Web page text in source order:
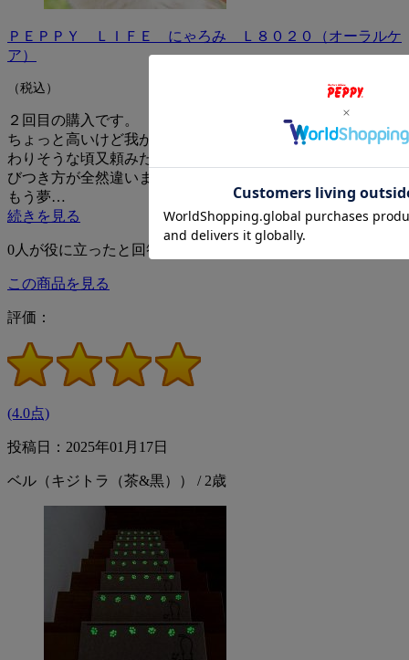
ＰＥＰＰＹ ＬＩＦＥ にゃろみ Ｌ８０２０（オーラルケ
ア）
（税込）
２回目の購入です。
ちょっと高いけど我が家の２人のニャンコが大好きなので終
わりそうな頃又頼みたいと思います。他のチュールよりも飛
びつき方が全然違います。毎回2人で１本を食べています。
もう夢…
続きを見る
0人が役に立ったと回答
この商品を見る
評価：
(4.0点)
投稿日：2025年01月17日
ベル（キジトラ（茶&黒）） / 2歳